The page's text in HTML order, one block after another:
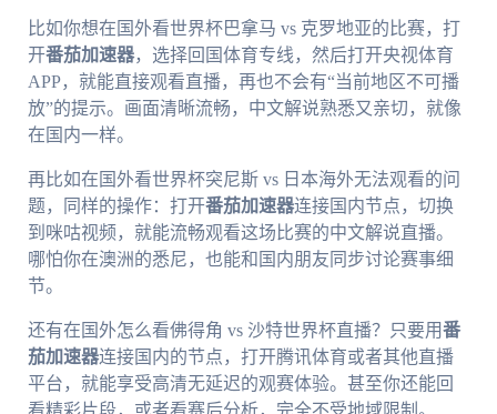
比如你想在国外看世界杯巴拿马 vs 克罗地亚的比赛，打
开番茄加速器，选择回国体育专线，然后打开央视体育
APP，就能直接观看直播，再也不会有“当前地区不可播
放”的提示。画面清晰流畅，中文解说熟悉又亲切，就像
在国内一样。
再比如在国外看世界杯突尼斯 vs 日本海外无法观看的问
题，同样的操作：打开番茄加速器连接国内节点，切换
到咪咕视频，就能流畅观看这场比赛的中文解说直播。
哪怕你在澳洲的悉尼，也能和国内朋友同步讨论赛事细
节。
还有在国外怎么看佛得角 vs 沙特世界杯直播？只要用番
茄加速器连接国内的节点，打开腾讯体育或者其他直播
平台，就能享受高清无延迟的观赛体验。甚至你还能回
看精彩片段，或者看赛后分析，完全不受地域限制。